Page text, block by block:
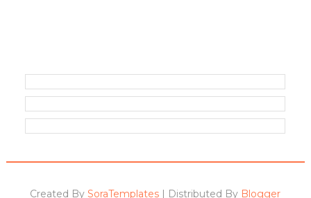
Created BySoraTemplates | Distributed By Blogger